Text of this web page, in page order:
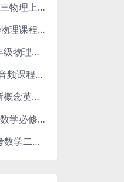
杨萌物理2023初三物理上秋季A+班(视频+讲义) 百度网盘分享
2024赵玉峰高三物理课程24年高考物理一轮复习网课教程
沪科版(初三)九年级物理全一册网课教学视频全集(录播版 杜春雨 66讲)
王芳讲中国历史音频课程全集(上下五千年)
[胡金铭 Diana]新概念英语第1册教学视频课程(全集 百度网盘下载)
2022赵礼显高一数学必修一课程视频资源(秋季班 含讲义)百度网盘云
胡源2024届高考数学二轮寒假春季精讲 百度网盘分享